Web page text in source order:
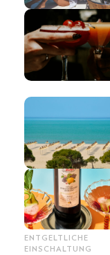
ENTGELTLICHE
EINSCHALTUNG